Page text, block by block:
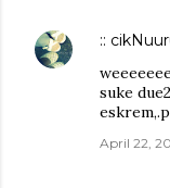
::
suke
April 22,